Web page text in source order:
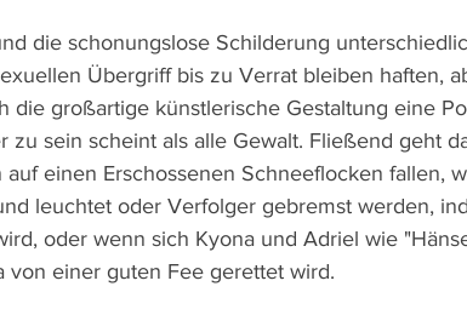
die schonungslose Schilderung
Übergriff bis zu Verrat bleiben haften,
die großartige künstlerische Gestaltung eine
zu sein scheint als alle Gewalt. Fließend geht
einen Erschossenen Schneeflocken fallen,
leuchtet oder Verfolger gebremst werden,
oder wenn sich Kyona und Adriel wie
von einer guten Fee gerettet wird.